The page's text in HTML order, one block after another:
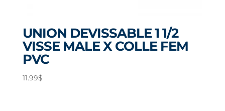
UNION DEVISSABLE 1 1/2
VISSE MALE X COLLE FEM
PVC
11.99$